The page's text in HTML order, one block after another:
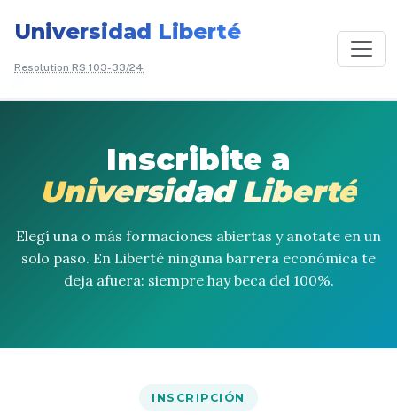
Universidad Liberté
Resolution RS 103-33/24
Inscribite a
Universidad Liberté
Elegí una o más formaciones abiertas y anotate en un
solo paso. En Liberté ninguna barrera económica te
deja afuera: siempre hay beca del 100%.
INSCRIPCIÓN